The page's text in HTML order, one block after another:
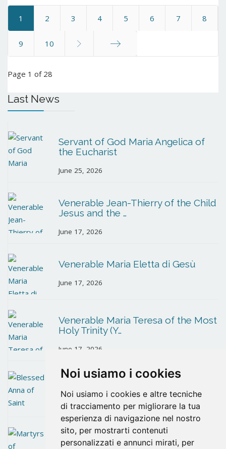
Noi usiamo i cookies
Noi usiamo i cookies e altre tecniche
di tracciamento per migliorare la tua
esperienza di navigazione nel nostro
sito, per mostrarti contenuti
personalizzati e annunci mirati, per
1 2 3 4 5 6 7 8
9 10
Page 1 of 28
Last News
Servant of God Maria Angelica of
the Eucharist
June 25, 2026
Venerable Jean-Thierry of the Child
Jesus and the …
June 17, 2026
Venerable Maria Eletta di Gesù
June 17, 2026
Venerable Maria Teresa of the Most
Holy Trinity (Y…
June 17, 2026
Blessed Anna of Saint Bartholomew
June 10, 2026
Martyrs of Santander